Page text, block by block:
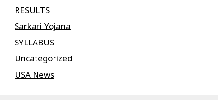
RESULTS
Sarkari Yojana
SYLLABUS
Uncategorized
USA News